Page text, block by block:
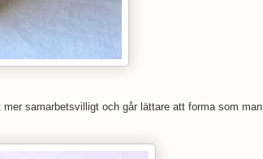
samarbetsvilligt och går lättare att forma som man